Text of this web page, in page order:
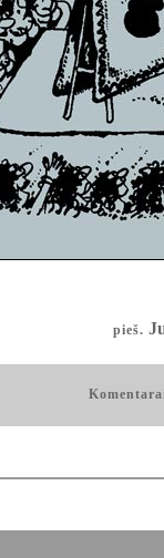
pieš.